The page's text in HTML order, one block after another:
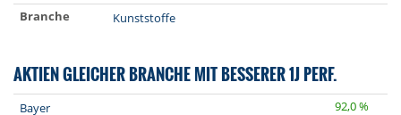
Branche
Kunststoffe
AKTIEN GLEICHER BRANCHE MIT BESSERER 1J PERF.
Bayer
92,0 %